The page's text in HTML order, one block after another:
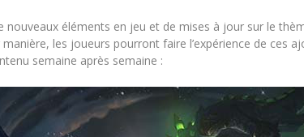
éléments en jeu et de mises à jour sur le
manière, les joueurs pourront faire l’expérience de ces
semaine après semaine :